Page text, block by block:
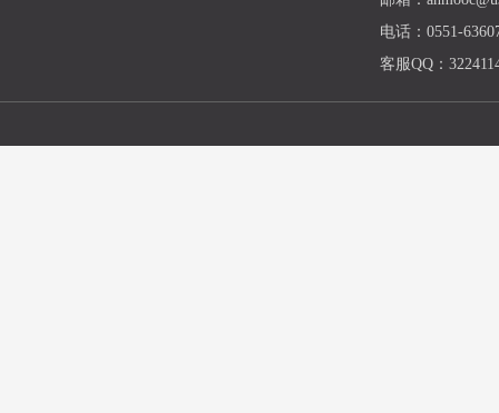
电话：0551-
客服QQ：